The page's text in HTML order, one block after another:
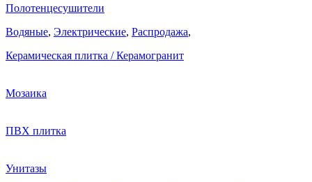
Полотенцесушители
Водяные, Электрические, Распродажа,
Керамическая плитка / Керамогранит
Мозаика
ПВХ плитка
Унитазы